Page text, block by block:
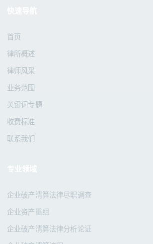
首页
律所概述
律师风采
业务范围
关键词专题
收费标准
联系我们
企业破产清算法律尽职调查
企业资产重组
企业破产清算法律分析论证